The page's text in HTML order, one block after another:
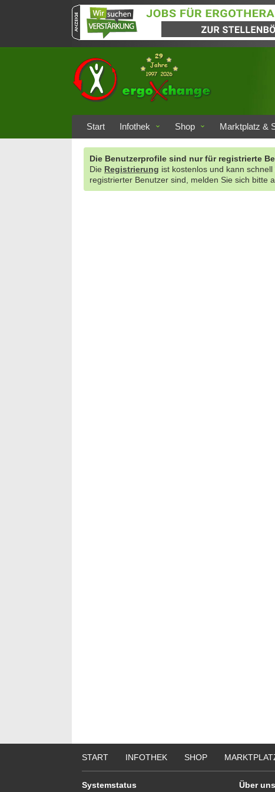
Start Infothek Shop Marktplatz &
Die Benutzerprofile sind nur für registrierte
Die Registrierung ist kostenlos und kann
registrierter Benutzer sind, melden Sie sich bitte
START INFOTHEK SHOP
Systemstatus Über uns